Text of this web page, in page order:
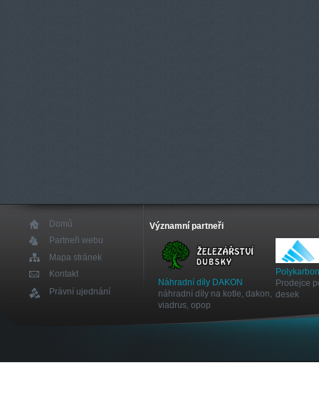
Domů
Partneři webu
Mapa stránek
Kontakt
Právní ujednání
Významní partneři
Náhradní díly DAKON
náhradní díly na kotle, dakon,
viadrus, opop
Prodejce
desek